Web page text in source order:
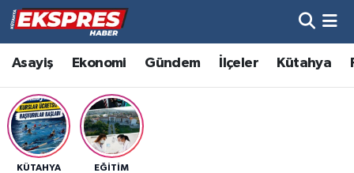
Asayiş Ekonomi Gündem İlçeler Kütahya
KÜTAHYA EĞITIM
Altıntaş
Asayiş
Aslanapa
Hava Durumu
Trafik Durumu
Süper Lig Puan Durumu ve Fikstür